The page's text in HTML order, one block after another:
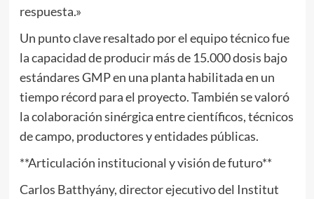
respuesta.»
Un punto clave resaltado por el equipo técnico fue
la capacidad de producir más de 15.000 dosis bajo
estándares GMP en una planta habilitada en un
tiempo récord para el proyecto. También se valoró
la colaboración sinérgica entre científicos, técnicos
de campo, productores y entidades públicas.
**Articulación institucional y visión de futuro**
Carlos Batthyány, director ejecutivo del Institut